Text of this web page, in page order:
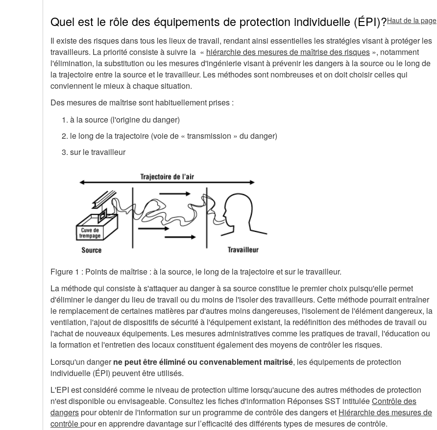
Quel est le rôle des équipements de protection individuelle (ÉPI)?Haut de la page
Il existe des risques dans tous les lieux de travail, rendant ainsi essentielles les stratégies visant à protéger les
travailleurs. La priorité consiste à suivre la « hiérarchie des mesures de maîtrise des risques », notamment
l'élimination, la substitution ou les mesures d'ingénierie visant à prévenir les dangers à la source ou le long de
la trajectoire entre la source et le travailleur. Les méthodes sont nombreuses et on doit choisir celles qui
conviennent le mieux à chaque situation.
Des mesures de maîtrise sont habituellement prises :
à la source (l'origine du danger)
le long de la trajectoire (voie de « transmission » du danger)
sur le travailleur
Figure 1 : Points de maîtrise : à la source, le long de la trajectoire et sur le travailleur.
La méthode qui consiste à s'attaquer au danger à sa source constitue le premier choix puisqu'elle permet
d'éliminer le danger du lieu de travail ou du moins de l'isoler des travailleurs. Cette méthode pourrait entraîner
le remplacement de certaines matières par d'autres moins dangereuses, l'isolement de l'élément dangereux, la
ventilation, l'ajout de dispositifs de sécurité à l'équipement existant, la redéfinition des méthodes de travail ou
l'achat de nouveaux équipements. Les mesures administratives comme les pratiques de travail, l'éducation ou
la formation et l'entretien des locaux constituent également des moyens de contrôler les risques.
Lorsqu'un dangerne peut être éliminé ou convenablement maîtrisé, les équipements de protection
individuelle (ÉPI) peuvent être utilisés.
L'EPI est considéré comme le niveau de protection ultime lorsqu'aucune des autres méthodes de protection
n'est disponible ou envisageable. Consultez les fiches d'information Réponses SST intituléeContrôle des
dangerspour obtenir de l'information sur un programme de contrôle des dangers et Hiérarchie des mesures de
contrôlepour en apprendre davantage sur l’efficacité des différents types de mesures de contrôle.